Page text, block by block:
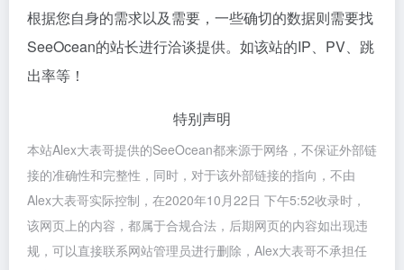
根据您自身的需求以及需要，一些确切的数据则需要找
SeeOcean的站长进行洽谈提供。如该站的IP、PV、跳
出率等！
特别声明
本站Alex大表哥提供的SeeOcean都来源于网络，不保证外部链
接的准确性和完整性，同时，对于该外部链接的指向，不由
Alex大表哥实际控制，在2020年10月22日 下午5:52收录时，
该网页上的内容，都属于合规合法，后期网页的内容如出现违
规，可以直接联系网站管理员进行删除，Alex大表哥不承担任